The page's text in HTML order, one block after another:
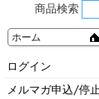
商品検索
ホーム
ログイン
メルマガ申込/停